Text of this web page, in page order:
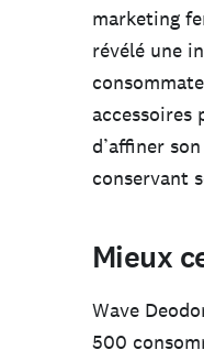
marketing
révélé une
accessoires
d’affiner
conservant
Mieux
Wave
500